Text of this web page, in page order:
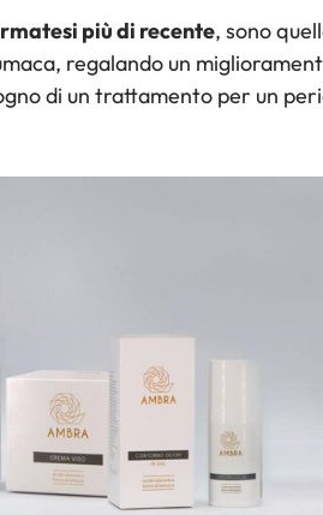
più di recente, sono
regalando un
di un trattamento per un